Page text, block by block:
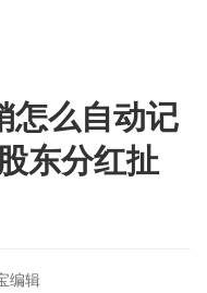
怎么自动记
东分红扯
编辑